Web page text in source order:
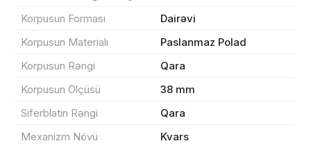
Korpusun Forması
Dairəvi
Korpusun Materialı
Paslanmaz Polad
Korpusun Rəngi
Qara
Korpusun Ölçüsü
38 mm
Siferblatın Rəngi
Qara
Mexanizm Növü
Kvars
Məhsul toplam
Endirim
Çatdırılma